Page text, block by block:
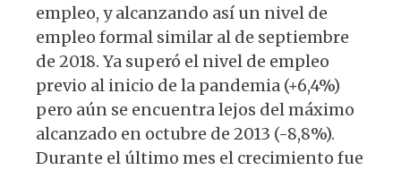
empleo, y alcanzando así un nivel de
empleo formal similar al de septiembre
de 2018. Ya superó el nivel de empleo
previo al inicio de la pandemia (+6,4%)
pero aún se encuentra lejos del máximo
alcanzado en octubre de 2013 (-8,8%).
Durante el último mes el crecimiento fue